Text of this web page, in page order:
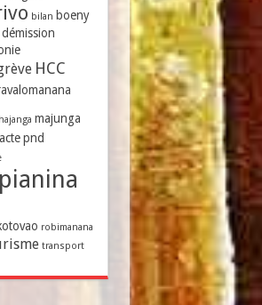
bilan boeny
démission
HCC
majunga
pnd
robimanana
transport